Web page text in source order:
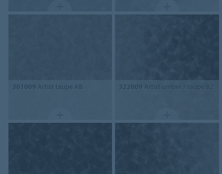
301009 Artist taupe AB 322009 Artist umber / taupe B2